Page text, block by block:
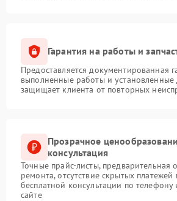
Гарантия на работы и
Предоставляется документированная
выполненные работы и установленные
защищает клиента от повторных
Прозрачное
консультация
Точные прайс-листы, предварительная
ремонта, отсутствие скрытых
бесплатной консультации по
сайте